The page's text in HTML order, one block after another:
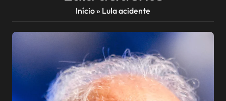
Início» Lula acidente